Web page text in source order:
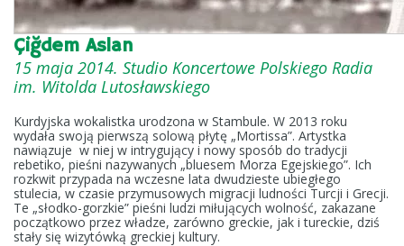
Çiğdem Aslan
15 maja 2014. Studio Koncertowe Polskiego Radia
im. Witolda Lutosławskiego
Kurdyjska wokalistka urodzona w Stambule. W 2013 roku
wydała swoją pierwszą solową płytę „Mortissa”. Artystka
nawiązuje w niej w intrygujący i nowy sposób do tradycji
rebetiko, pieśni nazywanych „bluesem Morza Egejskiego”. Ich
rozkwit przypada na wczesne lata dwudzieste ubiegłego
stulecia, w czasie przymusowych migracji ludności Turcji i Grecji.
Te „słodko-gorzkie” pieśni ludzi miłujących wolność, zakazane
początkowo przez władze, zarówno greckie, jak i tureckie, dziś
stały się wizytówką greckiej kultury.